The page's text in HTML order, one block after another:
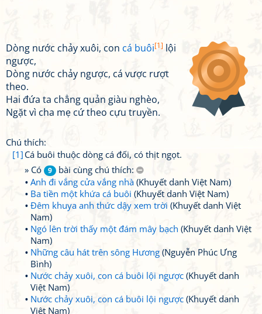
Dòng nước chảy xuôi, con cá buôi[1] lội
ngược,
Dòng nước chảy ngược, cá vược rượt
theo.
Hai đứa ta chẳng quản giàu nghèo,
Ngặt vì cha mẹ cứ theo cựu truyền.
Chú thích:
[1] Cá buôi thuộc dòng cá đối, có thịt ngọt.
» Có
9
bài cùng chú thích:
Anh đi vắng cửa vắng nhà (Khuyết danh Việt Nam)
Ba tiền một khứa cá buôi (Khuyết danh Việt Nam)
Đêm khuya anh thức dậy xem trời (Khuyết danh Việt
Nam)
Ngó lên trời thấy một đám mây bạch (Khuyết danh Việt
Nam)
Những câu hát trên sông Hương (Nguyễn Phúc Ưng
Bình)
Nước chảy xuôi, con cá buôi lội ngược (Khuyết danh
Việt Nam)
Nước chảy xuôi, con cá buôi lội ngược (Khuyết danh
Việt Nam)